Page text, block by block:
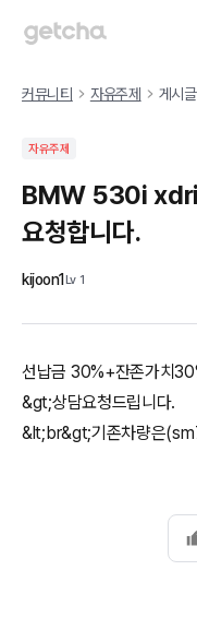
커뮤니티 자유주제 게시글
자유주제
BMW 530i
요청합니다.
kijoon1 Lv 1
선납금 30%+잔존가치
&gt;상담요청드립니다.
&lt;br&gt;기존차량은